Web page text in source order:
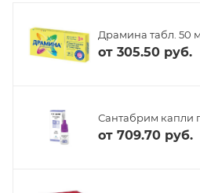
Драмина табл. 50
от 305.50 руб.
Сантабрим капли
от 709.70 руб.